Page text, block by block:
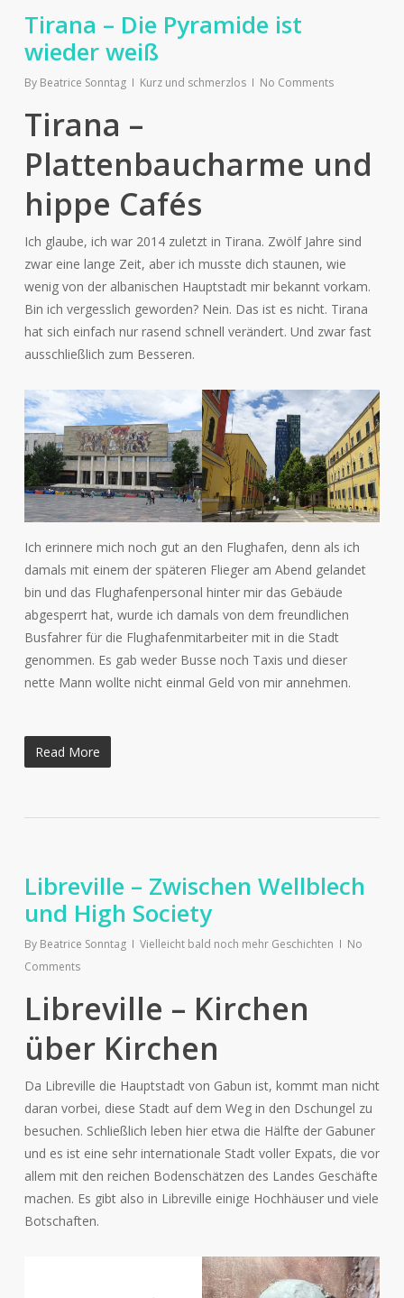
Tirana – Die Pyramide ist
wieder weiß
By Beatrice Sonntag Kurz und schmerzlos No Comments
Tirana –
Plattenbaucharme und
hippe Cafés
Ich glaube, ich war 2014 zuletzt in Tirana. Zwölf Jahre sind
zwar eine lange Zeit, aber ich musste dich staunen, wie
wenig von der albanischen Hauptstadt mir bekannt vorkam.
Bin ich vergesslich geworden? Nein. Das ist es nicht. Tirana
hat sich einfach nur rasend schnell verändert. Und zwar fast
ausschließlich zum Besseren.
Ich erinnere mich noch gut an den Flughafen, denn als ich
damals mit einem der späteren Flieger am Abend gelandet
bin und das Flughafenpersonal hinter mir das Gebäude
abgesperrt hat, wurde ich damals von dem freundlichen
Busfahrer für die Flughafenmitarbeiter mit in die Stadt
genommen. Es gab weder Busse noch Taxis und dieser
nette Mann wollte nicht einmal Geld von mir annehmen.
Read More
Libreville – Zwischen Wellblech
und High Society
By Beatrice Sonntag Vielleicht bald noch mehr Geschichten
No
Comments
Libreville – Kirchen
über Kirchen
Da Libreville die Hauptstadt von Gabun ist, kommt man nicht
daran vorbei, diese Stadt auf dem Weg in den Dschungel zu
besuchen. Schließlich leben hier etwa die Hälfte der Gabuner
und es ist eine sehr internationale Stadt voller Expats, die vor
allem mit den reichen Bodenschätzen des Landes Geschäfte
machen. Es gibt also in Libreville einige Hochhäuser und viele
Botschaften.